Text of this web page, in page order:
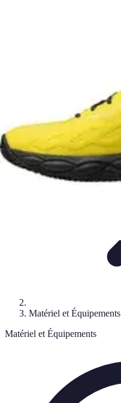
Matériel et Équipements
Matériel et Équipements